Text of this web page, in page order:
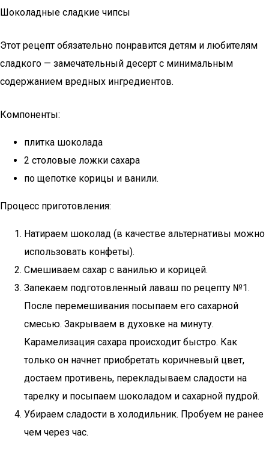
Шоколадные сладкие чипсы
Этот рецепт обязательно понравится детям и любителям
сладкого — замечательный десерт с минимальным
содержанием вредных ингредиентов.
Компоненты:
плитка шоколада
2 столовые ложки сахара
по щепотке корицы и ванили.
Процесс приготовления:
Натираем шоколад (в качестве альтернативы можно
использовать конфеты).
Смешиваем сахар с ванилью и корицей.
Запекаем подготовленный лаваш по рецепту №1.
После перемешивания посыпаем его сахарной
смесью. Закрываем в духовке на минуту.
Карамелизация сахара происходит быстро. Как
только он начнет приобретать коричневый цвет,
достаем противень, перекладываем сладости на
тарелку и посыпаем шоколадом и сахарной пудрой.
Убираем сладости в холодильник. Пробуем не ранее
чем через час.